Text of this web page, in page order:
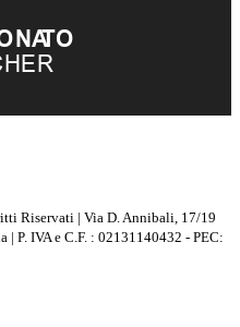
Riservati | Via D. Annibali, 17/19
P. IVA e C.F. : 02131140432 - PEC: